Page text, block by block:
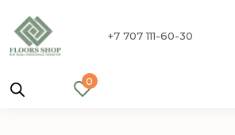
+7 707 111-60-30
0